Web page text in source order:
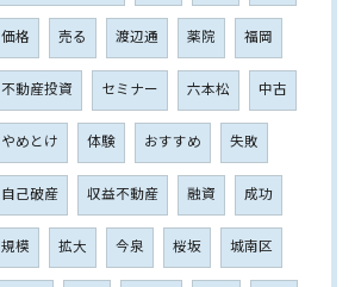
価格 売る 渡辺通 薬院 福岡
不動産投資 セミナー 六本松 中古
やめとけ 体験 おすすめ 失敗
自己破産 収益不動産 融資 成功
規模 拡大 今泉 桜坂 城南区